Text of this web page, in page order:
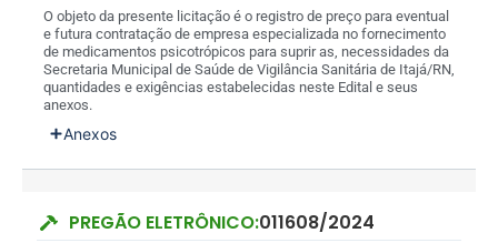
O objeto da presente licitação é o registro de preço para eventual
e futura contratação de empresa especializada no fornecimento
de medicamentos psicotrópicos para suprir as, necessidades da
Secretaria Municipal de Saúde de Vigilância Sanitária de Itajá/RN,
quantidades e exigências estabelecidas neste Edital e seus
anexos.
Anexos
PREGÃO ELETRÔNICO:011608/2024